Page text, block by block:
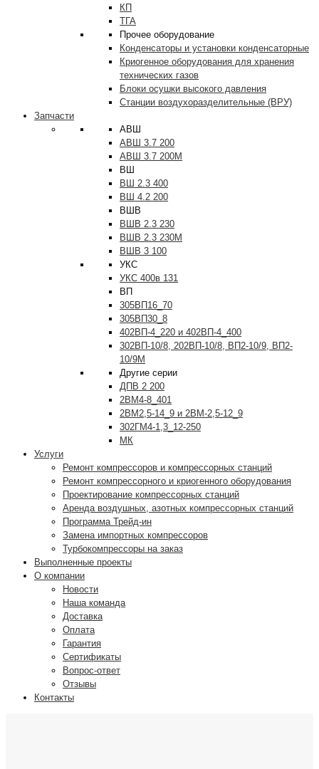
КП
ТГА
Прочее оборудование
Конденсаторы и установки конденсаторные
Криогенное оборудования для хранения
технических газов
Блоки осушки высокого давления
Станции воздухоразделительные (ВРУ)
Запчасти
АВШ
АВШ 3.7 200
АВШ 3.7 200М
ВШ
ВШ 2.3 400
ВШ 4.2 200
ВШВ
ВШВ 2.3 230
ВШВ 2.3 230М
ВШВ 3 100
УКС
УКС 400в 131
ВП
305ВП16_70
305ВП30_8
402ВП-4_220 и 402ВП-4_400
302ВП-10/8, 202ВП-10/8, ВП2-10/9, ВП2-
10/9М
Другие серии
ДПВ 2 200
2ВМ4-8_401
2ВМ2,5-14_9 и 2ВМ-2,5-12_9
302ГМ4-1,3_12-250
МК
Услуги
Ремонт компрессоров и компрессорных станций
Ремонт компрессорного и криогенного оборудования
Проектирование компрессорных станций
Аренда воздушных, азотных компрессорных станций
Программа Трейд-ин
Замена импортных компрессоров
Турбокомпрессоры на заказ
Выполненные проекты
О компании
Новости
Наша команда
Доставка
Оплата
Гарантия
Сертификаты
Вопрос-ответ
Отзывы
Контакты